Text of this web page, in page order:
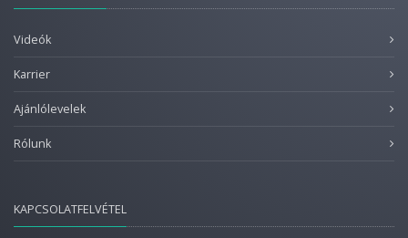
Videók
Karrier
Ajánlólevelek
Rólunk
KAPCSOLATFELVÉTEL